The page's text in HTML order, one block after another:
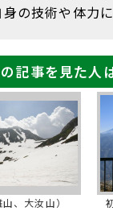
身の技術や体力
記事を見た人
、大汝山）